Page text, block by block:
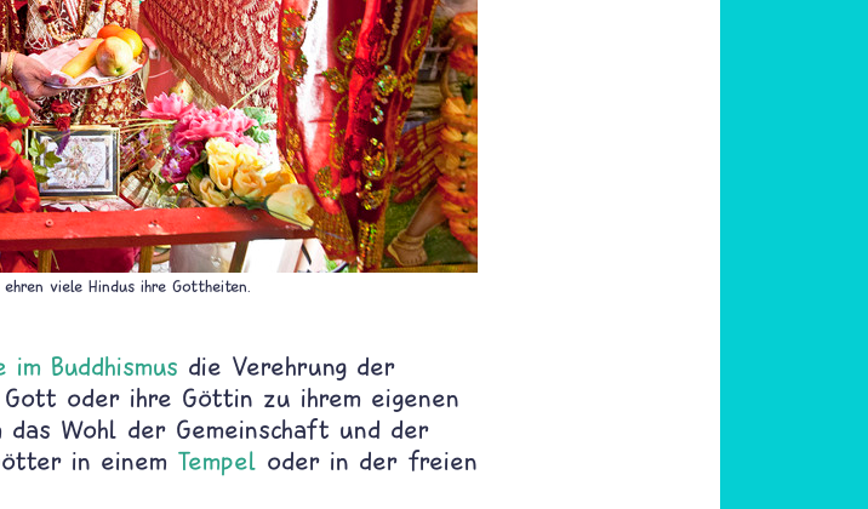
viele Hindus ihre Gottheiten.
im Buddhismus die Verehrung der
oder ihre Göttin zu ihrem eigenen
das Wohl der Gemeinschaft und der
in einem Tempel oder in der freien